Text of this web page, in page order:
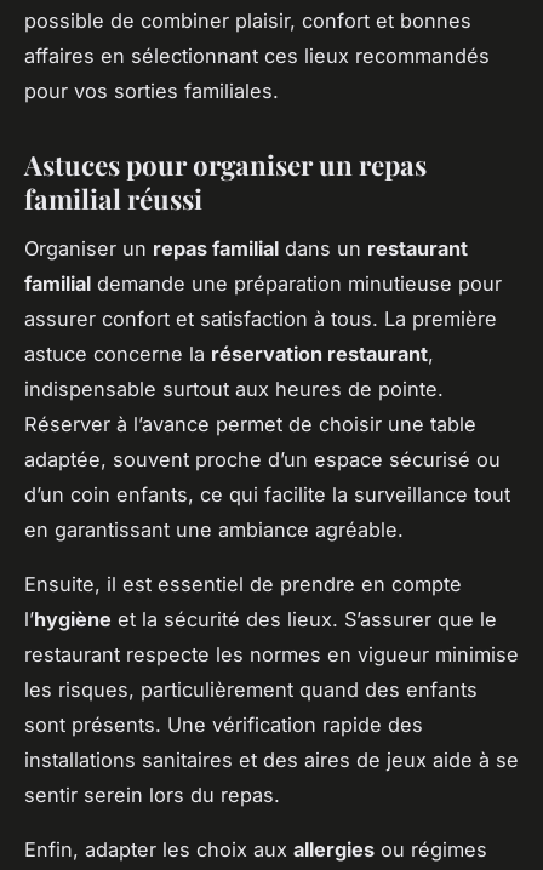
possible de combiner plaisir, confort et bonnes
affaires en sélectionnant ces lieux recommandés
pour vos sorties familiales.
Astuces pour organiser un repas
familial réussi
Organiser un repas familial dans un restaurant
familial demande une préparation minutieuse pour
assurer confort et satisfaction à tous. La première
astuce concerne la réservation restaurant,
indispensable surtout aux heures de pointe.
Réserver à l’avance permet de choisir une table
adaptée, souvent proche d’un espace sécurisé ou
d’un coin enfants, ce qui facilite la surveillance tout
en garantissant une ambiance agréable.
Ensuite, il est essentiel de prendre en compte
l’hygiène et la sécurité des lieux. S’assurer que le
restaurant respecte les normes en vigueur minimise
les risques, particulièrement quand des enfants
sont présents. Une vérification rapide des
installations sanitaires et des aires de jeux aide à se
sentir serein lors du repas.
Enfin, adapter les choix aux allergies ou régimes